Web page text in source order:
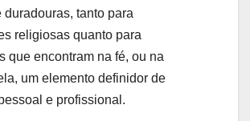
duradouras, tanto para
religiosas quanto para
que encontram na fé, ou na
um elemento definidor de
e profissional.